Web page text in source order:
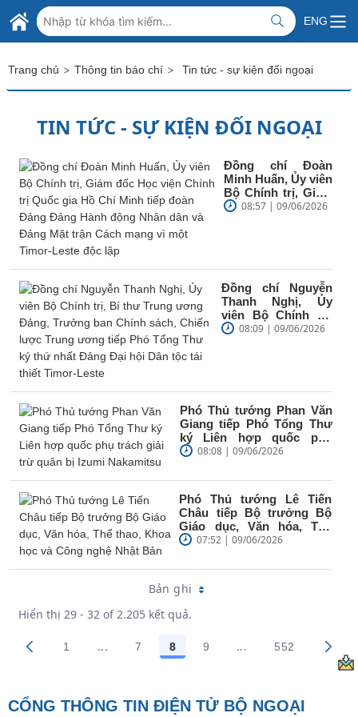
Skip to Main Content
BỘ NGOẠI GIAO VIỆT NAM
MINISTRY OF FOREIGN AFFAIRS
ENG
Trang chủ > Thông tin báo chí > Tin tức - sự kiện đối ngoại
TIN TỨC - SỰ KIỆN ĐỐI NGOẠI
Đồng chí Đoàn
Minh Huấn, Ủy viên
Bộ Chính trị, Giám
đốc Học viện
08:57 | 09/06/2026
Đồng chí Nguyễn
Thanh Nghị, Ủy
viên Bộ Chính trị,
Bí thư Trung ương
08:09 | 09/06/2026
Phó Thủ tướng Phan Văn
Giang tiếp Phó Tổng Thư
ký Liên hợp quốc phụ
trách giải trừ quân bị
08:08 | 09/06/2026
Phó Thủ tướng Lê Tiến
Châu tiếp Bộ trưởng Bộ
Giáo dục, Văn hóa, Thể
thao, Khoa học và Công
07:52 | 09/06/2026
Bản ghi
Hiển thị 29 - 32 of 2.205 kết quả.
Các trang trên cổng
1 ...Trang trung gian Use TAB to navigate.
Các trang trên cổng
7 Các trang trên cổng
8 Các trang trên cổng
9 ...Trang trung gian
Các trang
552
CỔNG THÔNG TIN ĐIỆN TỬ BỘ NGOẠI